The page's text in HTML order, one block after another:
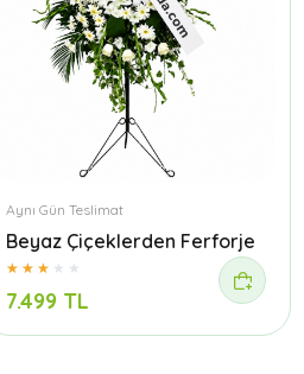
Aynı Gün Teslimat
Beyaz Çiçeklerden Ferforje
7.499 TL